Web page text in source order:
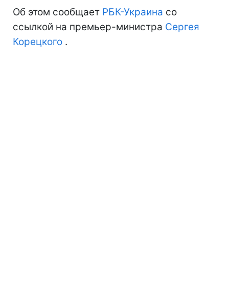
Об этом сообщает РБК-Украина со
ссылкой на премьер-министра Сергея
Корецкого .